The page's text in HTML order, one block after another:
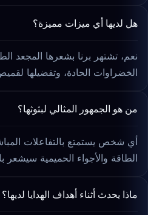
هل لديها أي ميزات مميزة؟
نعم، تشتهر برنا بشعرها المجعد
الخضراوات الحادة، وتفضيلها
من هو الجمهور المثالي لبثوثها؟
أي شخص يستمتع بالتفاعلات
الطاقة والأجواء الحميمية سيشعر
ماذا يحدث أثناء أهداف الهدايا لديها؟